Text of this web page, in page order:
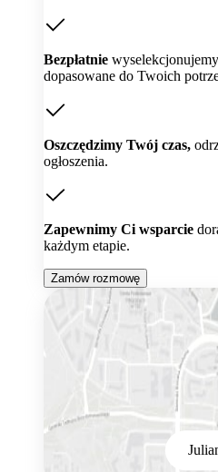
Bezpłatnie
dopasowane do Twoich
Oszczędzimy Twój czas,
ogłoszenia.
Zapewnimy Ci wsparcie
każdym etapie.
Zamów rozmowę